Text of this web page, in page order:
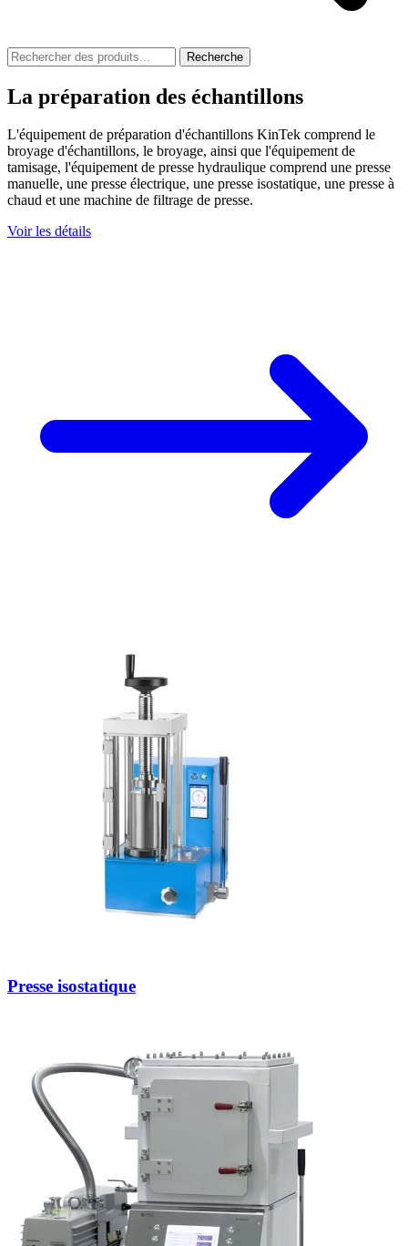
Recherche
La préparation des échantillons
L'équipement de préparation d'échantillons KinTek comprend le
broyage d'échantillons, le broyage, ainsi que l'équipement de
tamisage, l'équipement de presse hydraulique comprend une presse
manuelle, une presse électrique, une presse isostatique, une presse à
chaud et une machine de filtrage de presse.
Voir les détails
Presse isostatique